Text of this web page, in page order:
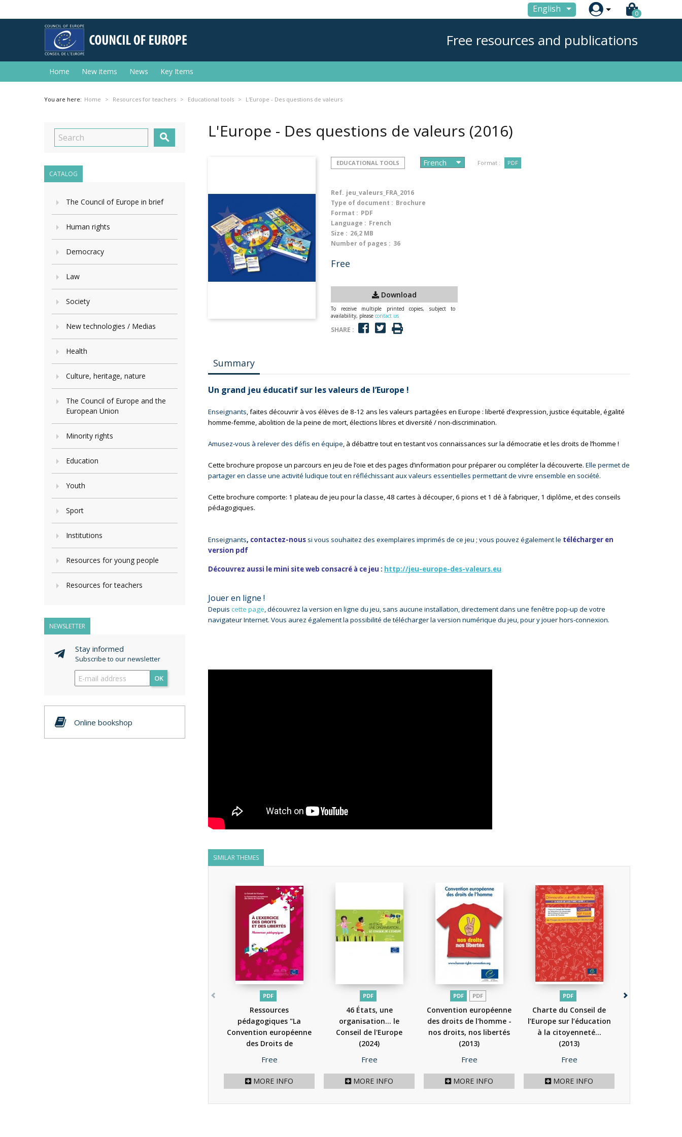
English  0
Free resources and publications
Home New items News Key Items
You are here: Home Resources for teachers Educational tools L'Europe - Des questions de valeurs

CATALOG
The Council of Europe in brief
Human rights
Democracy
Law
Society
New technologies / Medias
Health
Culture, heritage, nature
The Council of Europe and the
European Union
Minority rights
Education
Youth
Sport
Institutions
Resources for young people
Resources for teachers
NEWSLETTER
Stay informed
Subscribe to our newsletter
OK
Online bookshop
L'Europe - Des questions de valeurs (2016)
EDUCATIONAL TOOLS Format : PDF
Ref. jeu_valeurs_FRA_2016
Type of document : Brochure
Format : PDF
Language : French
Size : 26,2 MB
Number of pages : 36
Free
Download
To receive multiple printed copies, subject to
availability, please contact us
SHARE :
Summary
Un grand jeu éducatif sur les valeurs de l’Europe !
Enseignants, faites découvrir à vos élèves de 8-12 ans les valeurs partagées en Europe : liberté d’expression, justice équitable, égalité
homme-femme, abolition de la peine de mort, élections libres et diversité / non-discrimination.
Amusez-vous à relever des défis en équipe, à débattre tout en testant vos connaissances sur la démocratie et les droits de l’homme !
Cette brochure propose un parcours en jeu de l’oie et des pages d’information pour préparer ou compléter la découverte. Elle permet de
partager en classe une activité ludique tout en réfléchissant aux valeurs essentielles permettant de vivre ensemble en société.
Cette brochure comporte: 1 plateau de jeu pour la classe, 48 cartes à découper, 6 pions et 1 dé à fabriquer, 1 diplôme, et des conseils
pédagogiques.
Enseignants, contactez-nous si vous souhaitez des exemplaires imprimés de ce jeu ; vous pouvez également le télécharger en
version pdf
Découvrez aussi le mini site web consacré à ce jeu : http://jeu-europe-des-valeurs.eu
Jouer en ligne !
Depuis cette page, découvrez la version en ligne du jeu, sans aucune installation, directement dans une fenêtre pop-up de votre
navigateur Internet. Vous aurez également la possibilité de télécharger la version numérique du jeu, pour y jouer hors-connexion.
SIMILAR THEMES
PDF
Ressources
pédagogiques "La
Convention européenne
des Droits de
Price
Free
MORE INFO
PDF
46 États, une
organisation… le
Conseil de l'Europe
(2024)
Price
Free
MORE INFO
PDF PDF
Convention européenne
des droits de l'homme -
nos droits, nos libertés
(2013)
Price
Free
MORE INFO
PDF
Charte du Conseil de
l’Europe sur l’éducation
à la citoyenneté...
(2013)
Price
Free
MORE INFO